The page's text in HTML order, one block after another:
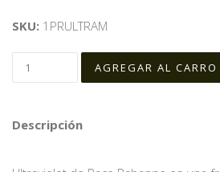
SKU: 1PRULTRAM
Descripción